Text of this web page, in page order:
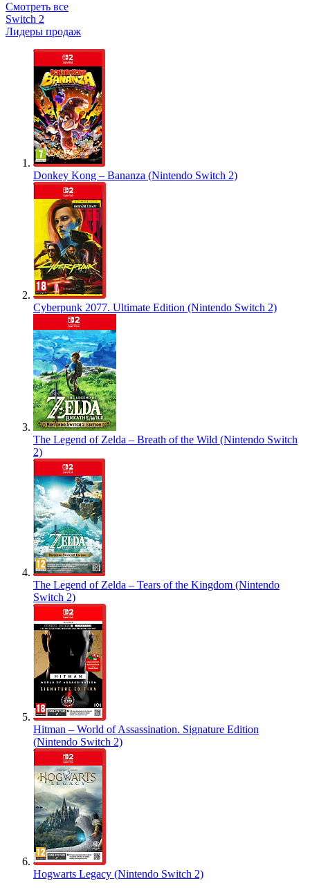
Смотреть все
Switch 2
Лидеры продаж
Donkey Kong – Bananza (Nintendo Switch 2)
Cyberpunk 2077. Ultimate Edition (Nintendo Switch 2)
The Legend of Zelda – Breath of the Wild (Nintendo Switch
2)
The Legend of Zelda – Tears of the Kingdom (Nintendo
Switch 2)
Hitman – World of Assassination. Signature Edition
(Nintendo Switch 2)
Hogwarts Legacy (Nintendo Switch 2)